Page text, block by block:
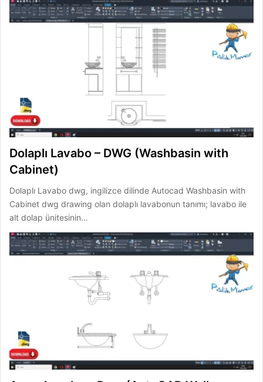
Dolaplı Lavabo – DWG (Washbasin with
Cabinet)
Dolaplı Lavabo dwg, ingilizce dilinde Autocad Washbasin with
Cabinet dwg drawing olan dolaplı lavabonun tanımı; lavabo ile
alt dolap ünitesinin…